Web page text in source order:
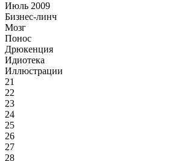
Июль 2009
Бизнес-линч
Мозг
Понос
Дрюкенция
Идиотека
Иллюстрации
21
22
23
24
25
26
27
28